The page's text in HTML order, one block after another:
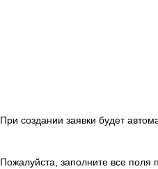
При создании заявки будет
Пожалуйста, заполните все